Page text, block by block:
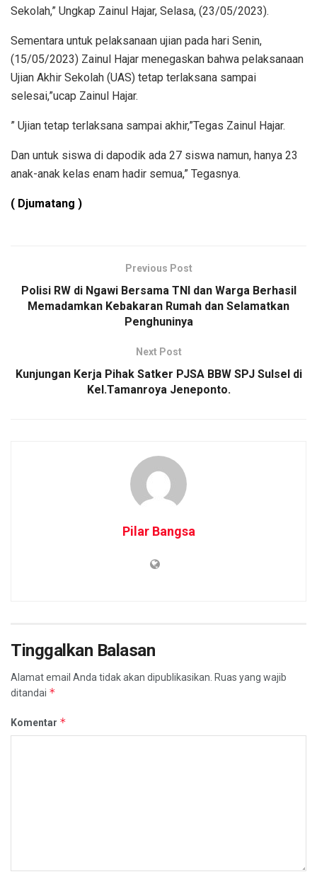
Sekolah,” Ungkap Zainul Hajar, Selasa, (23/05/2023).
Sementara untuk pelaksanaan ujian pada hari Senin,
(15/05/2023) Zainul Hajar menegaskan bahwa pelaksanaan
Ujian Akhir Sekolah (UAS) tetap terlaksana sampai
selesai,”ucap Zainul Hajar.
” Ujian tetap terlaksana sampai akhir,”Tegas Zainul Hajar.
Dan untuk siswa di dapodik ada 27 siswa namun, hanya 23
anak-anak kelas enam hadir semua,” Tegasnya.
( Djumatang )
Previous Post
Polisi RW di Ngawi Bersama TNI dan Warga Berhasil
Memadamkan Kebakaran Rumah dan Selamatkan
Penghuninya
Next Post
Kunjungan Kerja Pihak Satker PJSA BBW SPJ Sulsel di
Kel.Tamanroya Jeneponto.
Pilar Bangsa
Tinggalkan Balasan
Alamat email Anda tidak akan dipublikasikan. Ruas yang wajib
ditandai *
Komentar *